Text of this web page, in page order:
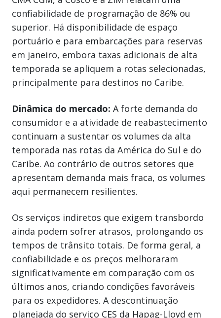
confiabilidade de programação de 86% ou
superior. Há disponibilidade de espaço
portuário e para embarcações para reservas
em janeiro, embora taxas adicionais de alta
temporada se apliquem a rotas selecionadas,
principalmente para destinos no Caribe.
Dinâmica do mercado: A forte demanda do
consumidor e a atividade de reabastecimento
continuam a sustentar os volumes da alta
temporada nas rotas da América do Sul e do
Caribe. Ao contrário de outros setores que
apresentam demanda mais fraca, os volumes
aqui permanecem resilientes.
Os serviços indiretos que exigem transbordo
ainda podem sofrer atrasos, prolongando os
tempos de trânsito totais. De forma geral, a
confiabilidade e os preços melhoraram
significativamente em comparação com os
últimos anos, criando condições favoráveis
para os expedidores. A descontinuação
planejada do serviço CES da Hapag-Lloyd em